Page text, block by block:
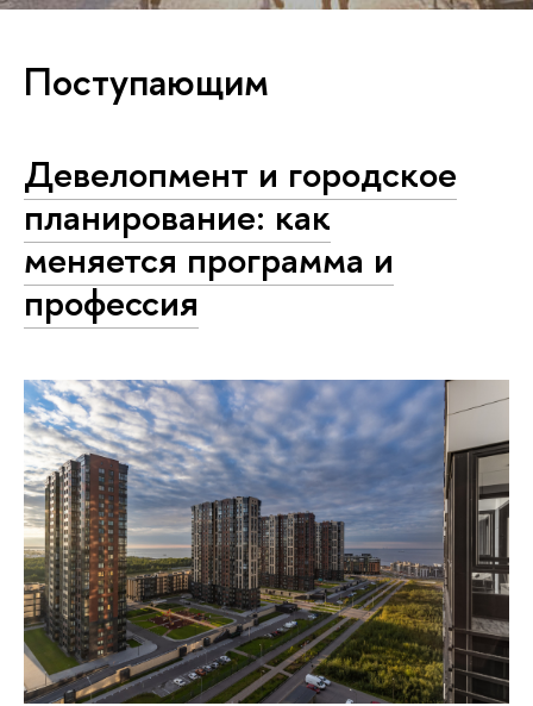
Поступающим
Девелопмент и городское
планирование: как
меняется программа и
профессия